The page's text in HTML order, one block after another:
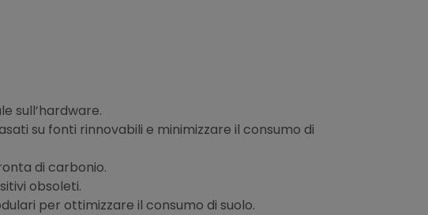
sull’hardware.
su fonti rinnovabili e minimizzare il consumo di
di carbonio.
obsoleti.
per ottimizzare il consumo di suolo.